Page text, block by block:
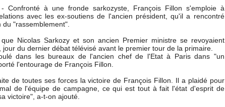
Confronté à une fronde sarkozyste, François Fillon s'emploie à
avec les ex-soutiens de l'ancien président, qu'il a rencontré
"rassemblement".
Nicolas Sarkozy et son ancien Premier ministre se revoyaient
du dernier débat télévisé avant le premier tour de la primaire.
dans les bureaux de l'ancien chef de l'Etat à Paris dans "un
l'entourage de François Fillon.
de toutes ses forces la victoire de François Fillon. Il a plaidé pour
de l'équipe de campagne, ce qui est tout à fait l'état d'esprit de
victoire", a-t-on ajouté.